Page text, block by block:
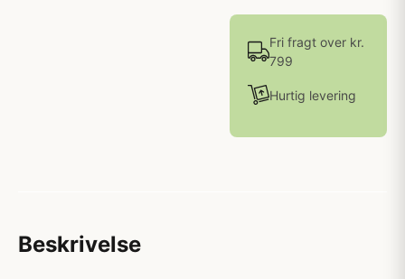
Fri fragt over kr.
799
Hurtig levering
Beskrivelse